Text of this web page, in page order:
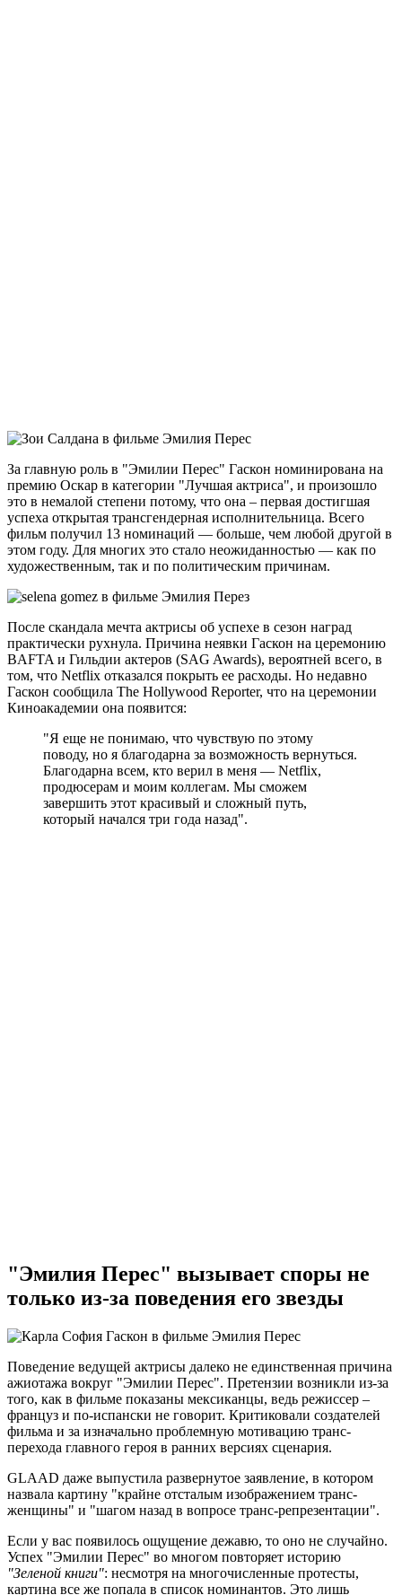
За главную роль в "Эмилии Перес" Гаскон номинирована на
премию Оскар в категории "Лучшая актриса", и произошло
это в немалой степени потому, что она – первая достигшая
успеха открытая трансгендерная исполнительница. Всего
фильм получил 13 номинаций — больше, чем любой другой в
этом году. Для многих это стало неожиданностью — как по
художественным, так и по политическим причинам.
После скандала мечта актрисы об успехе в сезон наград
практически рухнула. Причина неявки Гаскон на церемонию
BAFTA и Гильдии актеров (SAG Awards), вероятней всего, в
том, что Netflix отказался покрыть ее расходы. Но недавно
Гаскон сообщила The Hollywood Reporter, что на церемонии
Киноакадемии она появится:
"Я еще не понимаю, что чувствую по этому
поводу, но я благодарна за возможность вернуться.
Благодарна всем, кто верил в меня — Netflix,
продюсерам и моим коллегам. Мы сможем
завершить этот красивый и сложный путь,
который начался три года назад".
"Эмилия Перес" вызывает споры не
только из-за поведения его звезды
Поведение ведущей актрисы далеко не единственная причина
ажиотажа вокруг "Эмилии Перес". Претензии возникли из-за
того, как в фильме показаны мексиканцы, ведь режиссер –
француз и по-испански не говорит. Критиковали создателей
фильма и за изначально проблемную мотивацию транс-
перехода главного героя в ранних версиях сценария.
GLAAD даже выпустила развернутое заявление, в котором
назвала картину "крайне отсталым изображением транс-
женщины" и "шагом назад в вопросе транс-репрезентации".
Если у вас появилось ощущение дежавю, то оно не случайно.
Успех "Эмилии Перес" во многом повторяет историю
"Зеленой книги": несмотря на многочисленные протесты,
картина все же попала в список номинантов. Это лишь